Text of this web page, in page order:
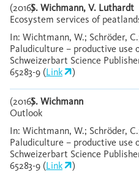
(2016)S. Wichmann, V. Luthardt
Ecosystem services of
In: Wichtmann, W.; Schröder,
Paludiculture – productive use
Schweizerbart Science
65283-9 (Link )
(2016)S. Wichmann
Outlook
In: Wichtmann, W.; Schröder,
Paludiculture – productive use
Schweizerbart Science
65283-9 (Link )